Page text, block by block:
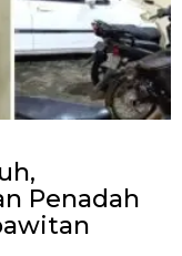
Penadah